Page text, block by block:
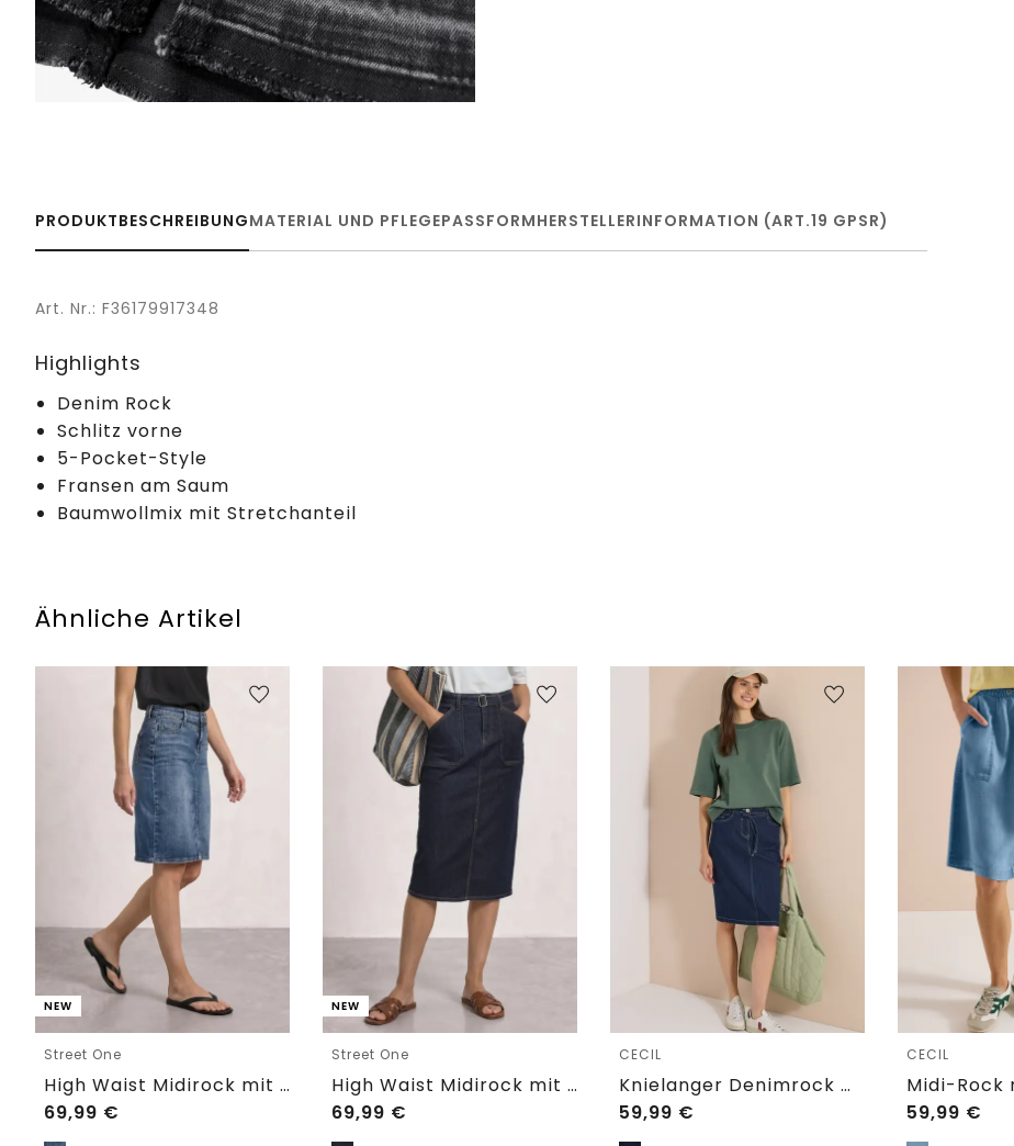
PRODUKTBESCHREIBUNGMATERIAL UND PFLEGEPASSFORMHERSTELLERINFORMATION (ART.19 GPSR)
Art. Nr.: F36179917348
Highlights
Denim Rock
Schlitz vorne
5-Pocket-Style
Fransen am Saum
Baumwollmix mit Stretchanteil
Ähnliche Artikel
NEW
Street One
High Waist Midirock mit Knopfdetails
69,99 €
NEW
Street One
High Waist Midirock mit Gürtel
69,99 €
CECIL
Knielanger Denimrock mit Gürteldetail
59,99 €
CECIL
59,99 €